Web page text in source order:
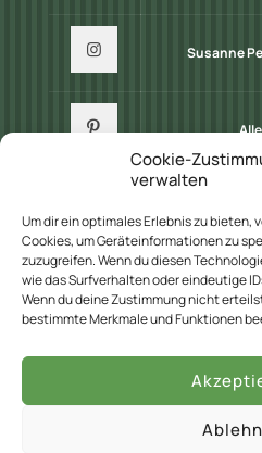
Cookie-
verwalten
Um dir ein optimales Erlebnis zu bieten,
Cookies, um Geräteinformationen zu
zuzugreifen. Wenn du diesen
wie das Surfverhalten oder eindeutige
Wenn du deine Zustimmung nicht
bestimmte Merkmale und Funktionen
Susanne